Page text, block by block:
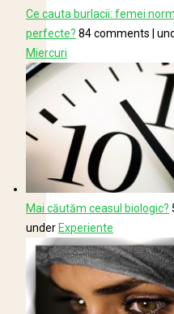
Ce cauta burlacii: femei
perfecte? 84 comments |
Miercuri
Mai căutăm ceasul biologic?
under Experiente